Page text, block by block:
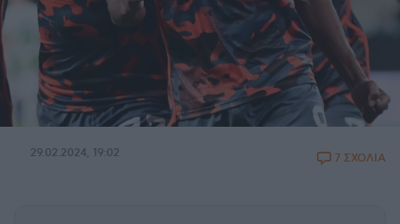
29.02.2024, 19:02 7 ΣΧΟΛΙΑ